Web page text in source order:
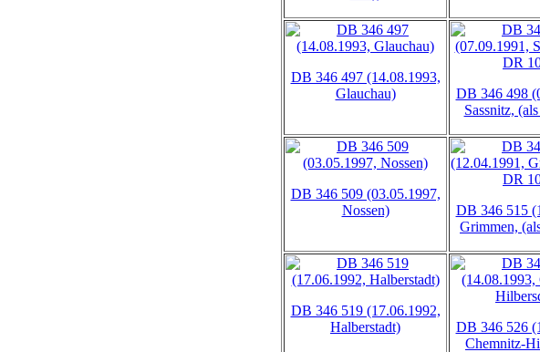
DB 346 497 (14.08.1993,
Glauchau)
DB 346 498
Sassnitz,
DB 346 509 (03.05.1997,
Nossen)
DB 346 515
Grimmen,
DB 346 519 (17.06.1992,
Halberstadt)
DB 346 526
Chemnitz-